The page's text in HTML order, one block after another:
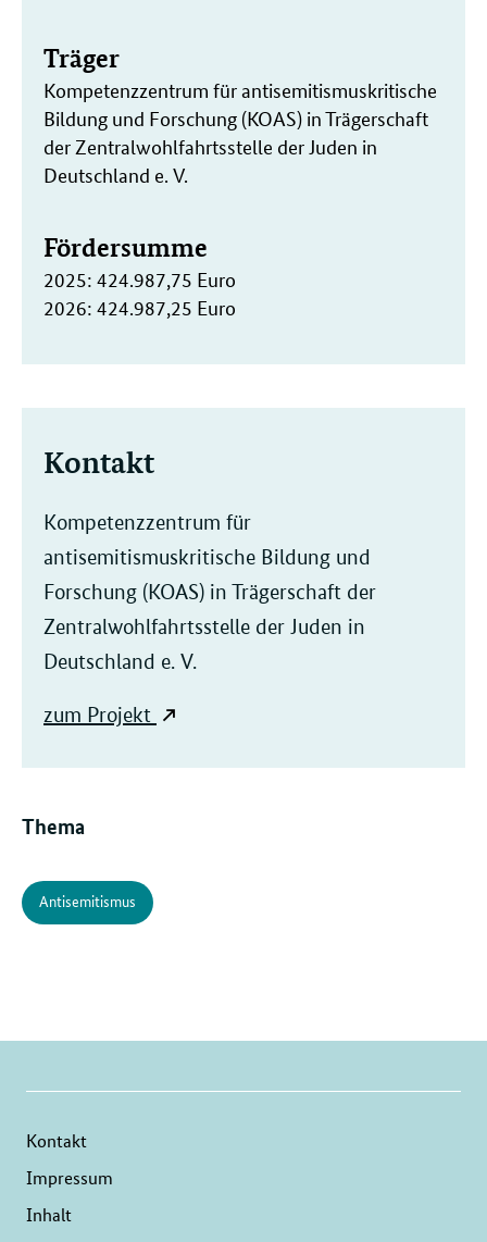
Träger
Kompetenzzentrum für antisemitismuskritische
Bildung und Forschung (KOAS) in Trägerschaft
der Zentralwohlfahrtsstelle der Juden in
Deutschland e. V.
Fördersumme
2025: 424.987,75 Euro
2026: 424.987,25 Euro
Kontakt
Kompetenzzentrum für
antisemitismuskritische Bildung und
Forschung (KOAS) in Trägerschaft der
Zentralwohlfahrtsstelle der Juden in
Deutschland e. V.
zum Projekt
Thema
Antisemitismus
Kontakt
Impressum
Inhalt